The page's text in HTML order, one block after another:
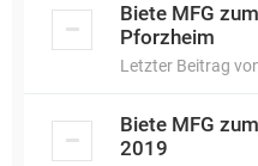
Biete MFG
Pforzheim
Letzter Beitrag
Biete MFG
2019